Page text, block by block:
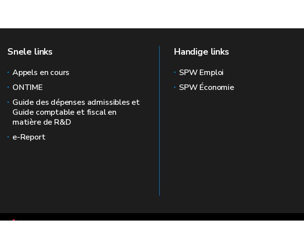
Snele links
Appels en cours
ONTIME
Guide des dépenses admissibles et
Guide comptable et fiscal en
matière de R&D
e-Report
Handige links
SPW Emploi
SPW Économie